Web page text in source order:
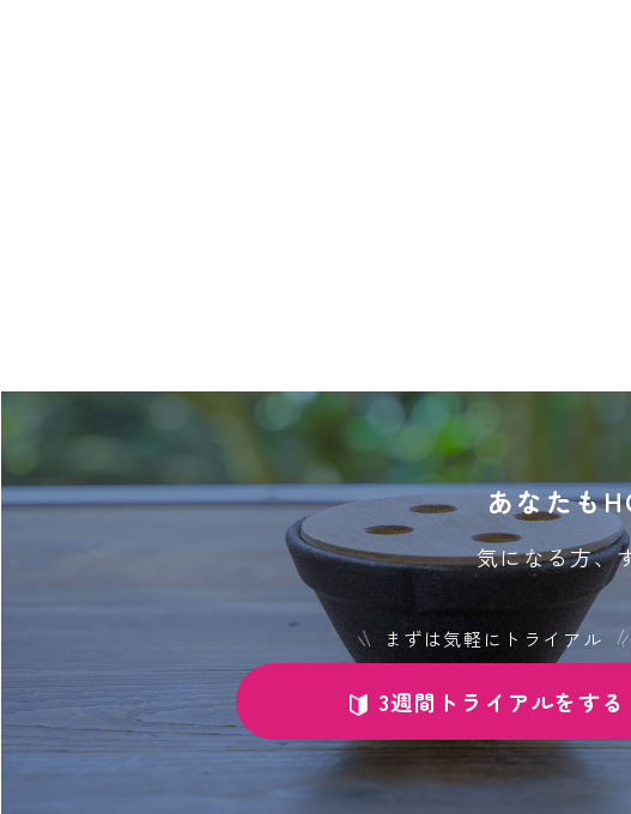
あなたも
気になる方、
まずは気軽にトライアル
3週間トライアルをする